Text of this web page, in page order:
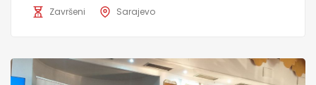
Završeni Sarajevo